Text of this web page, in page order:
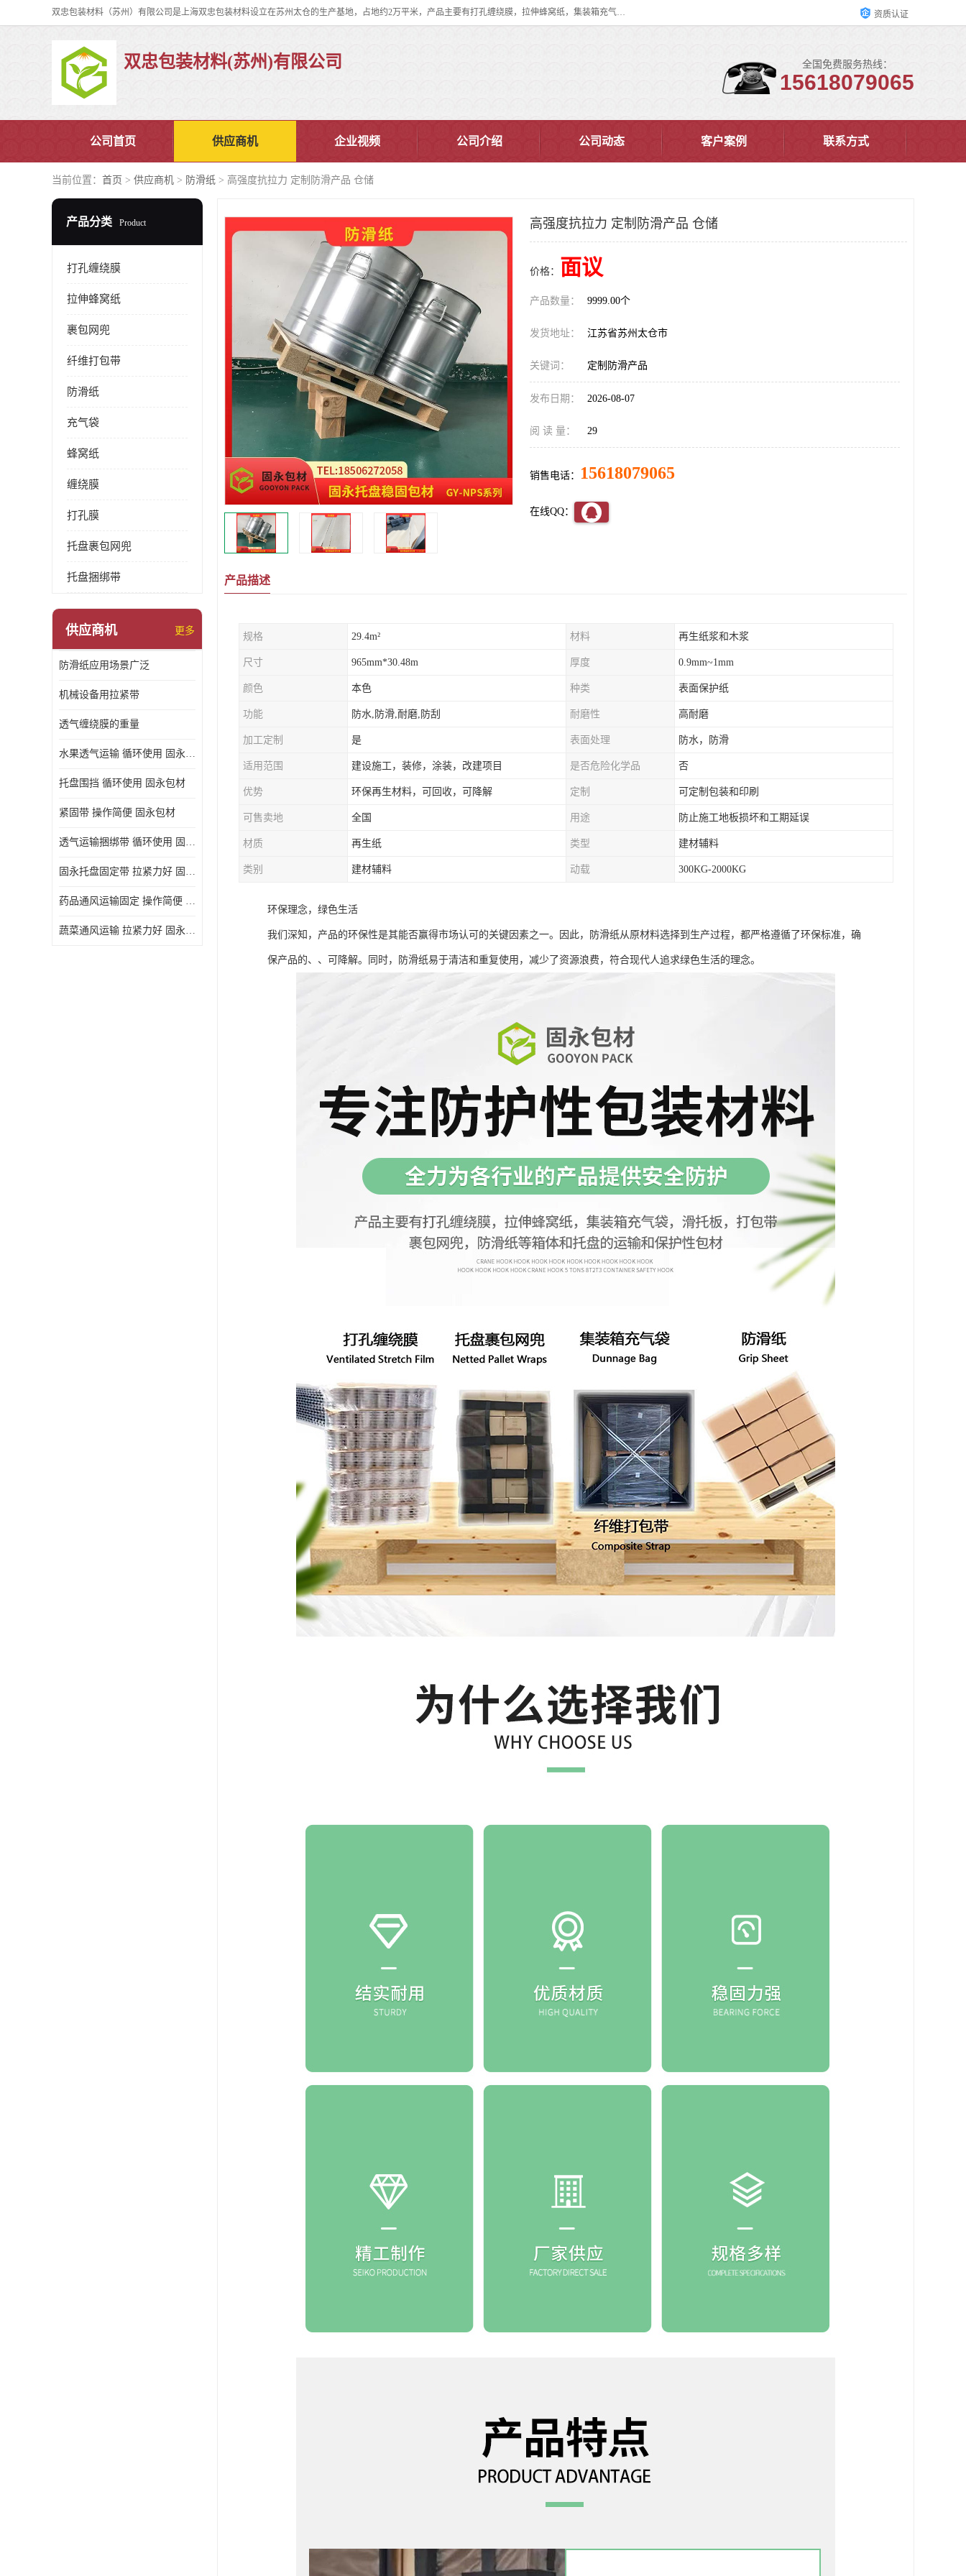
双忠包装材料（苏州）有限公司是上海双忠包装材料设立在苏州太仓的生产基地，占地约2万平米，产品主要有打孔缠绕膜，拉伸蜂窝纸，集装箱充气袋，滑托板，打包带，裹包网兜，防滑纸等箱体和托盘的运输和保护性包材。固永包材®，GooYon Pack®，是我们保护性包装材料的专属品牌。 资质认证
双忠包装材料(苏州)有限公司 全国免费服务热线：
15618079065
公司首页 供应商机 企业视频 公司介绍 公司动态 客户案例 联系方式
当前位置： 首页 > 供应商机 > 防滑纸 > 高强度抗拉力 定制防滑产品 仓储
产品分类 Product
打孔缠绕膜
拉伸蜂窝纸
裹包网兜
纤维打包带
防滑纸
充气袋
蜂窝纸
缠绕膜
打孔膜
托盘裹包网兜
托盘捆绑带
供应商机 更多
防滑纸应用场景广泛
机械设备用拉紧带
透气缠绕膜的重量
水果透气运输 循环使用 固永包材
托盘围挡 循环使用 固永包材
紧固带 操作简便 固永包材
透气运输捆绑带 循环使用 固永包材
固永托盘固定带 拉紧力好 固永包材
药品通风运输固定 操作简便 固永包材
蔬菜通风运输 拉紧力好 固永包材
高强度抗拉力 定制防滑产品 仓储
价格： 面议
产品数量： 9999.00个
发货地址： 江苏省苏州太仓市
关键词： 定制防滑产品
发布日期： 2026-08-07
阅 读 量： 29
销售电话： 15618079065
在线QQ：
产品描述
规格 29.4m² 材料 再生纸浆和木浆
尺寸 965mm*30.48m 厚度 0.9mm~1mm
颜色 本色 种类 表面保护纸
功能 防水,防滑,耐磨,防刮 耐磨性 高耐磨
加工定制 是 表面处理 防水，防滑
适用范围 建设施工，装修，涂装，改建项目 是否危险化学品 否
优势 环保再生材料，可回收，可降解 定制 可定制包装和印刷
可售卖地 全国 用途 防止施工地板损坏和工期延误
材质 再生纸 类型 建材辅料
类别 建材辅料 动载 300KG-2000KG
环保理念，绿色生活
我们深知，产品的环保性是其能否赢得市场认可的关键因素之一。因此，防滑纸从原材料选择到生产过程，都严格遵循了环保标准，确
保产品的、、可降解。同时，防滑纸易于清洁和重复使用，减少了资源浪费，符合现代人追求绿色生活的理念。